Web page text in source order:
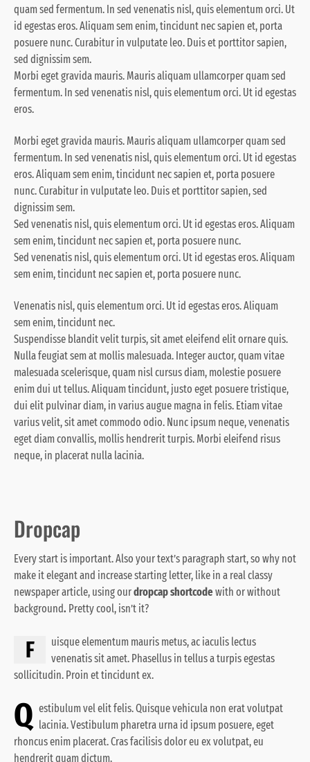
quam sed fermentum. In sed venenatis nisl, quis elementum orci. Ut
id egestas eros. Aliquam sem enim, tincidunt nec sapien et, porta
posuere nunc. Curabitur in vulputate leo. Duis et porttitor sapien,
sed dignissim sem.
Morbi eget gravida mauris. Mauris aliquam ullamcorper quam sed
fermentum. In sed venenatis nisl, quis elementum orci. Ut id egestas
eros.
Morbi eget gravida mauris. Mauris aliquam ullamcorper quam sed
fermentum. In sed venenatis nisl, quis elementum orci. Ut id egestas
eros. Aliquam sem enim, tincidunt nec sapien et, porta posuere
nunc. Curabitur in vulputate leo. Duis et porttitor sapien, sed
dignissim sem.
Sed venenatis nisl, quis elementum orci. Ut id egestas eros. Aliquam
sem enim, tincidunt nec sapien et, porta posuere nunc.
Sed venenatis nisl, quis elementum orci. Ut id egestas eros. Aliquam
sem enim, tincidunt nec sapien et, porta posuere nunc.
Venenatis nisl, quis elementum orci. Ut id egestas eros. Aliquam
sem enim, tincidunt nec.
Suspendisse blandit velit turpis, sit amet eleifend elit ornare quis.
Nulla feugiat sem at mollis malesuada. Integer auctor, quam vitae
malesuada scelerisque, quam nisl cursus diam, molestie posuere
enim dui ut tellus. Aliquam tincidunt, justo eget posuere tristique,
dui elit pulvinar diam, in varius augue magna in felis. Etiam vitae
varius velit, sit amet commodo odio. Nunc ipsum neque, venenatis
eget diam convallis, mollis hendrerit turpis. Morbi eleifend risus
neque, in placerat nulla lacinia.
Dropcap
Every start is important. Also your text’s paragraph start, so why not
make it elegant and increase starting letter, like in a real classy
newspaper article, using ourdropcap shortcodewith or without
background. Pretty cool, isn’t it?
F
uisque elementum mauris metus, ac iaculis lectus
venenatis sit amet. Phasellus in tellus a turpis egestas
sollicitudin. Proin et tincidunt ex.
Q estibulum vel elit felis. Quisque vehicula non erat volutpat
lacinia. Vestibulum pharetra urna id ipsum posuere, eget
rhoncus enim placerat. Cras facilisis dolor eu ex volutpat, eu
hendrerit quam dictum.